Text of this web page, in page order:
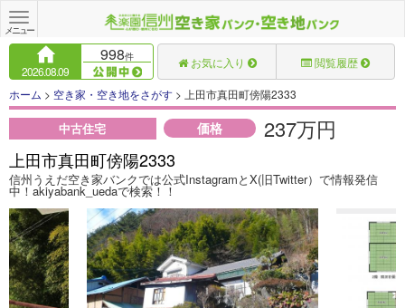
Toggle
navigation
メニュー
2026.08.09
998件 お気に入り 閲覧履歴
ホーム > 空き家・空き地をさがす > 上田市真田町傍陽2333
中古住宅 価格 237万円
上田市真田町傍陽2333
信州うえだ空き家バンクでは公式InstagramとX(旧Twitter）で情報発信
中！akiyabank_uedaで検索！！